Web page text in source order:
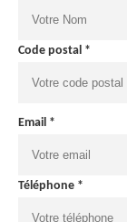
Code postal *
Email *
Téléphone *